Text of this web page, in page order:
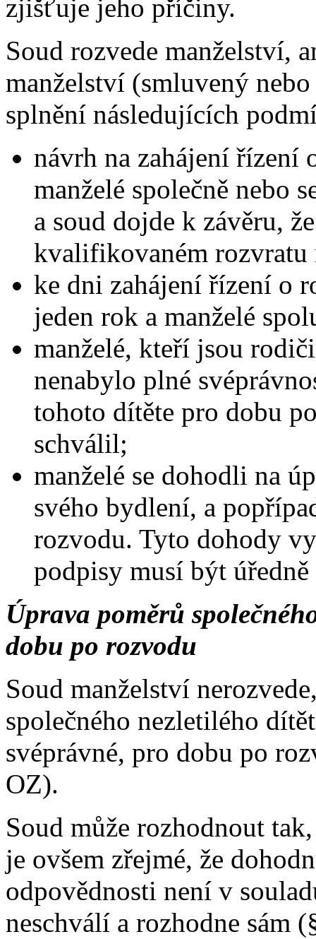
zjišťuje jeho příčiny.
Soud rozvede manželství,
manželství (smluvený
splnění následujících
návrh na zahájení řízení
manželé společně nebo
a soud dojde k závěru,
kvalifikovaném
ke dni zahájení řízení o
jeden rok a manželé
manželé, kteří jsou
nenabylo plné
tohoto dítěte pro dobu
schválil;
manželé se dohodli na
svého bydlení, a
rozvodu. Tyto dohody
podpisy musí být úředně
Úprava poměrů
dobu po rozvodu
Soud manželství
společného nezletilého
svéprávné, pro dobu po
OZ).
Soud může rozhodnout
je ovšem zřejmé, že
odpovědnosti není v
neschválí a rozhodne sám